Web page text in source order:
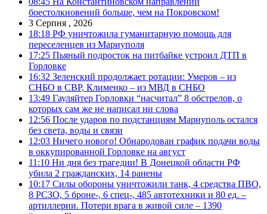
боестолкновений больше, чем на Покровском!
3 Серпня , 2026
18:18 РФ уничтожила гуманитарную помощь для
переселенцев из Мариуполя
17:25 Пьяный подросток на питбайке устроил ДТП в
Горловке
16:32 Зеленский продолжает ротации: Умеров – из
СНБО в СВР, Клименко – из МВД в СНБО
13:49 Гауляйтер Горловки “насчитал” 8 обстрелов, о
которых сам же не написал ни слова
12:56 После ударов по подстанциям Мариуполь остался
без света, воды и связи
12:03 Ничего нового! Обнародован график подачи воды
в оккупированной Горловке на август
11:10 Ни дня без трагедии! В Донецкой области РФ
убила 2 гражданских, 14 ранены
10:17 Силы обороны уничтожили танк, 4 средства ПВО,
8 РСЗО, 5 броне-, 6 спец-, 485 автотехники и 80 ед. –
артиллерии. Потери врага в живой силе – 1390